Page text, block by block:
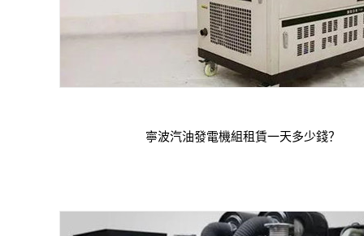
寧波汽油發電機組租賃一天多少錢？